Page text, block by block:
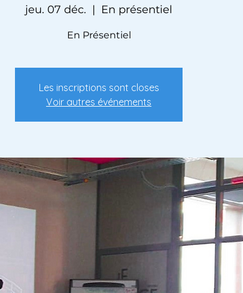
jeu. 07 déc.
  |
En présentiel
En Présentiel
Les inscriptions sont closes
Voir autres événements